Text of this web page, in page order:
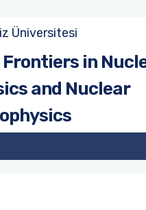
Üniversitesi
Frontiers in
and Nuclear